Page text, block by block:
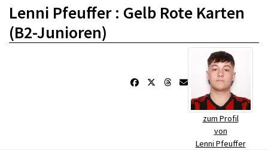
Lenni Pfeuffer : Gelb Rote Karten
(B2-Junioren)
zum Profil
von
Lenni Pfeuffer